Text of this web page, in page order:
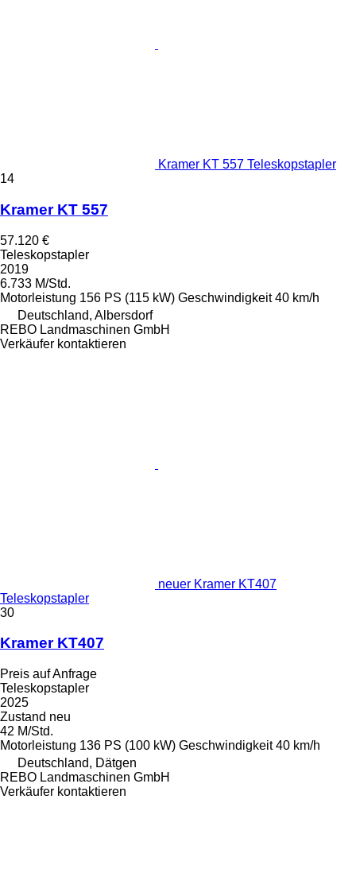
Kramer KT 557 Teleskopstapler
14
Kramer KT 557
57.120 €
Teleskopstapler
2019
6.733 M/Std.
Motorleistung 156 PS (115 kW) Geschwindigkeit 40 km/h
Deutschland, Albersdorf
REBO Landmaschinen GmbH
Verkäufer kontaktieren
neuer Kramer KT407
Teleskopstapler
30
Kramer KT407
Preis auf Anfrage
Teleskopstapler
2025
Zustand neu
42 M/Std.
Motorleistung 136 PS (100 kW) Geschwindigkeit 40 km/h
Deutschland, Dätgen
REBO Landmaschinen GmbH
Verkäufer kontaktieren